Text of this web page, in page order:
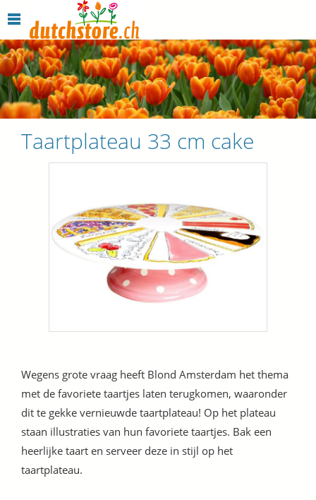
Taartplateau 33 cm cake
Wegens grote vraag heeft Blond Amsterdam het thema
met de favoriete taartjes laten terugkomen, waaronder
dit te gekke vernieuwde taartplateau! Op het plateau
staan illustraties van hun favoriete taartjes. Bak een
heerlijke taart en serveer deze in stijl op het
taartplateau.